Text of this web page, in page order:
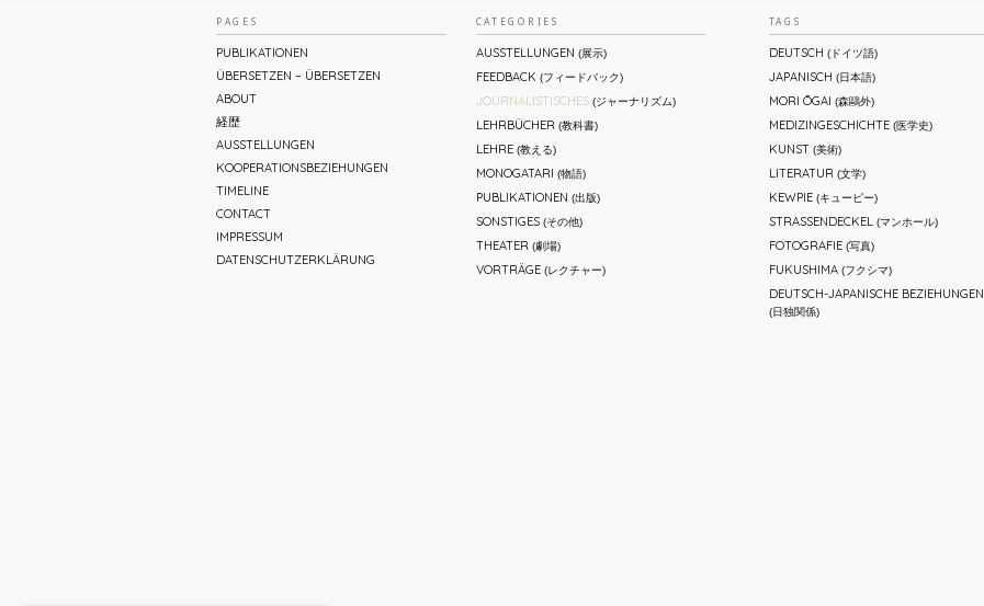
PAGES
PUBLIKATIONEN
ÜBERSETZEN – ÜBERSETZEN
ABOUT
経歴
AUSSTELLUNGEN
KOOPERATIONSBEZIEHUNGEN
TIMELINE
CONTACT
IMPRESSUM
DATENSCHUTZERKLÄRUNG
CATEGORIES
AUSSTELLUNGEN (展示)
FEEDBACK (フィードバック)
JOURNALISTISCHES(ジャーナリズム)
LEHRBÜCHER(教科書)
LEHRE(教える)
MONOGATARI (物語)
PUBLIKATIONEN (出版)
SONSTIGES(その他)
THEATER(劇場)
VORTRÄGE(レクチャー)
TAGS
DEUTSCH (ドイツ語)
JAPANISCH (日本語)
MORI ŌGAI (森鷗外)
MEDIZINGESCHICHTE(医学史)
KUNST(美術)
LITERATUR(文学)
KEWPIE(キューピー)
STRASSENDECKEL (マンホール)
FOTOGRAFIE(写真)
FUKUSHIMA(フクシマ)
DEUTSCH-JAPANISCHE BEZIEHUNGEN
(日独関係)